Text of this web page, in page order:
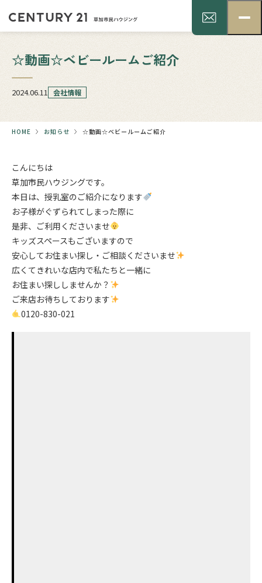
☆動画☆ベビールームご紹介
2024.06.11 会社情報
HOME お知らせ ☆動画☆ベビールームご紹介
こんにちは
草加市民ハウジングです。
本日は、授乳室のご紹介になります
お子様がぐずられてしまった際に
是非、ご利用くださいませ
キッズスペースもございますので
安心してお住まい探し・ご相談くださいませ
広くてきれいな店内で私たちと一緒に
お住まい探ししませんか？
ご来店お待ちしております
0120-830-021